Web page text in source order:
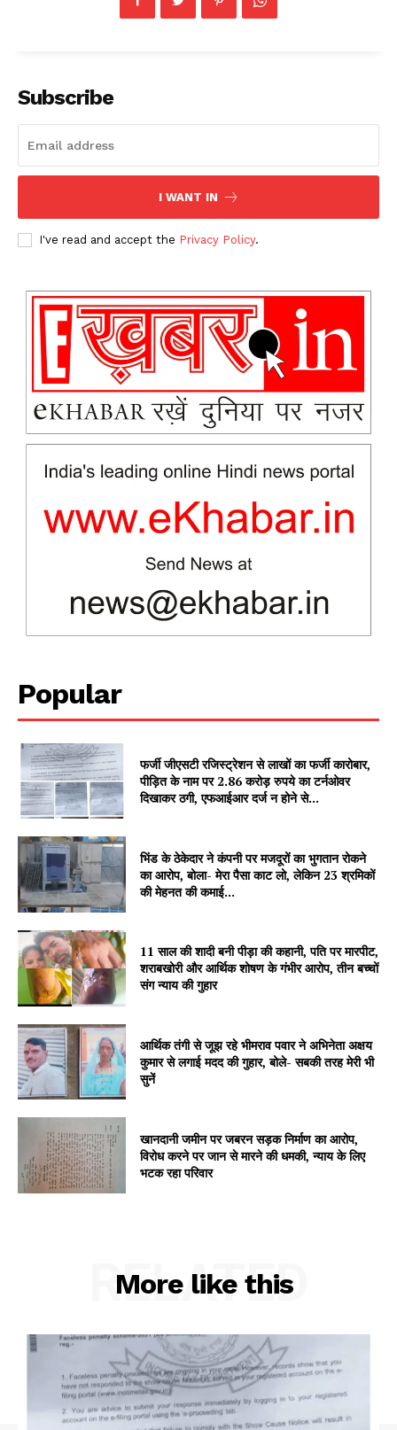
News Week
Magazine PRO
SUBSCRIBE NOW
My account
Subscribe
I WANT IN
I've read and accept the Privacy Policy.
Popular
फर्जी जीएसटी रजिस्ट्रेशन से लाखों का फर्जी कारोबार,
पीड़ित के नाम पर 2.86 करोड़ रुपये का टर्नओवर
दिखाकर ठगी, एफआईआर दर्ज न होने से...
भिंड के ठेकेदार ने कंपनी पर मजदूरों का भुगतान रोकने
का आरोप, बोला- मेरा पैसा काट लो, लेकिन 23 श्रमिकों
की मेहनत की कमाई...
11 साल की शादी बनी पीड़ा की कहानी, पति पर मारपीट,
शराबखोरी और आर्थिक शोषण के गंभीर आरोप, तीन बच्चों
संग न्याय की गुहार
आर्थिक तंगी से जूझ रहे भीमराव पवार ने अभिनेता अक्षय
कुमार से लगाई मदद की गुहार, बोले- सबकी तरह मेरी भी
सुनें
खानदानी जमीन पर जबरन सड़क निर्माण का आरोप,
विरोध करने पर जान से मारने की धमकी, न्याय के लिए
भटक रहा परिवार
More like this
RELATED